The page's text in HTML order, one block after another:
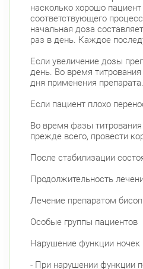
насколько хорошо
соответствующего
начальная доза
раз в день. Каждое
Если увеличение дозы
день. Во время
дня применения препарата.
Если пациент плохо
Во время фазы
прежде всего, провести
После стабилизации
Продолжительность
Лечение препаратом
Особые группы пациентов
Нарушение функции ночек
- При нарушении функции